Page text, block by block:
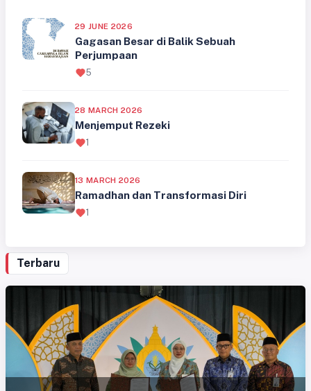
29 JUNE 2026
Gagasan Besar di Balik Sebuah
Perjumpaan
5
28 MARCH 2026
Menjemput Rezeki
1
13 MARCH 2026
Ramadhan dan Transformasi Diri
1
Terbaru